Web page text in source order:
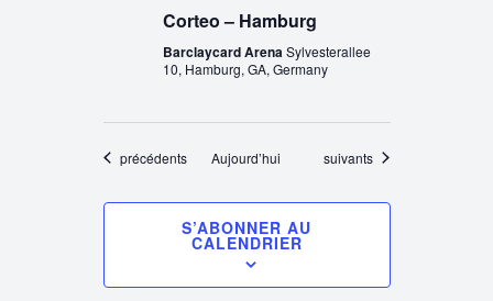
Corteo – Hamburg
Barclaycard ArenaSylvesterallee
10, Hamburg, GA, Germany
Évènements
précédents Aujourd’hui Évènements
suivants
S’ABONNER AU
CALENDRIER